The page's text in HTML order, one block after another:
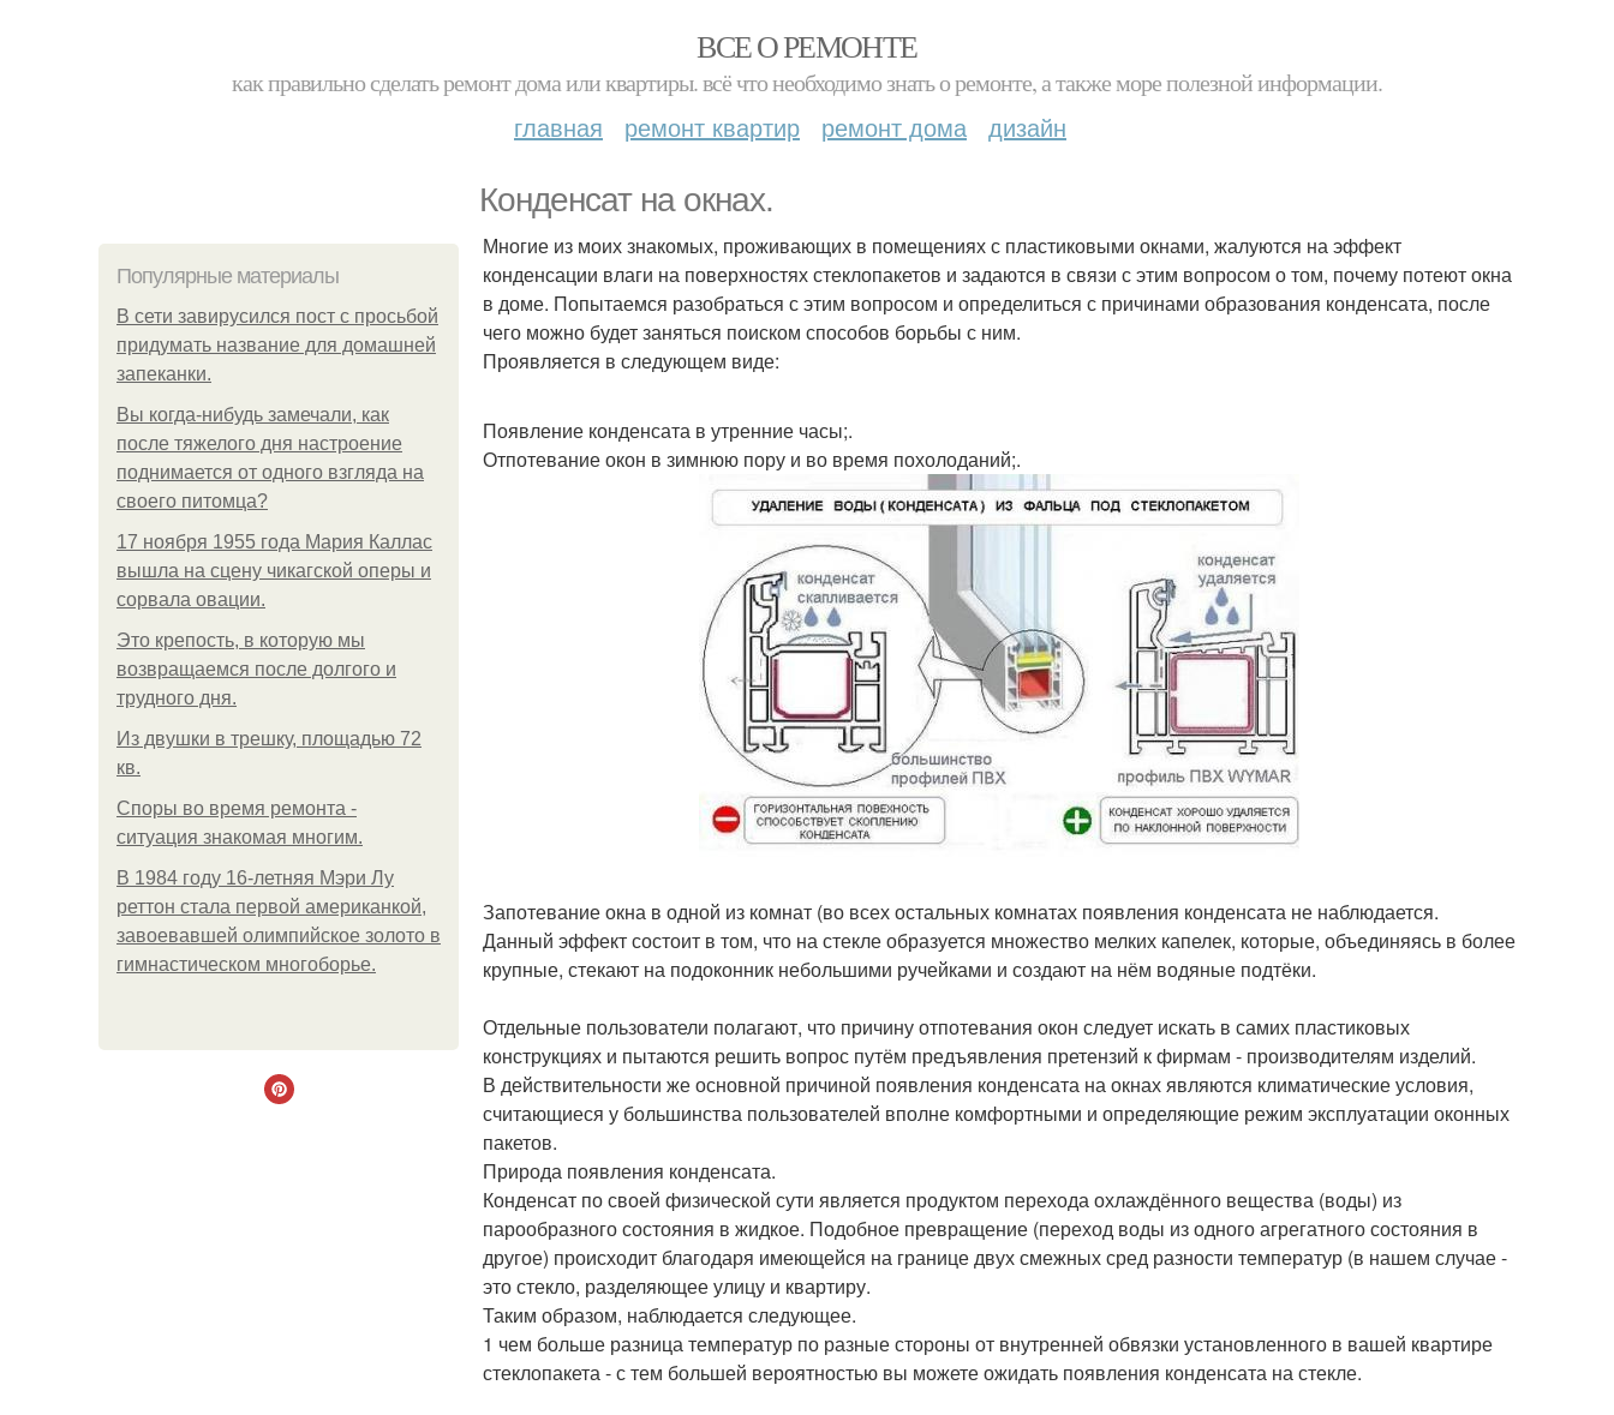
ВСЕ О РЕМОНТЕ
как правильно сделать ремонт дома или квартиры. всё что необходимо знать о ремонте, а также море полезной информации.
главная ремонт квартир ремонт дома дизайн
Конденсат на окнах.
Популярные материалы
В сети завирусился пост с просьбой
придумать название для домашней
запеканки.
Вы когда-нибудь замечали, как
после тяжелого дня настроение
поднимается от одного взгляда на
своего питомца?
17 ноября 1955 года Мария Каллас
вышла на сцену чикагской оперы и
сорвала овации.
Это крепость, в которую мы
возвращаемся после долгого и
трудного дня.
Из двушки в трешку, площадью 72
кв.
Споры во время ремонта -
ситуация знакомая многим.
В 1984 году 16-летняя Мэри Лу
реттон стала первой американкой,
завоевавшей олимпийское золото в
гимнастическом многоборье.
Многие из моих знакомых, проживающих в помещениях с пластиковыми окнами, жалуются на эффект
конденсации влаги на поверхностях стеклопакетов и задаются в связи с этим вопросом о том, почему потеют окна
в доме. Попытаемся разобраться с этим вопросом и определиться с причинами образования конденсата, после
чего можно будет заняться поиском способов борьбы с ним.
Проявляется в следующем виде:
Появление конденсата в утренние часы;.
Отпотевание окон в зимнюю пору и во время похолоданий;.
Запотевание окна в одной из комнат (во всех остальных комнатах появления конденсата не наблюдается.
Данный эффект состоит в том, что на стекле образуется множество мелких капелек, которые, объединяясь в более
крупные, стекают на подоконник небольшими ручейками и создают на нём водяные подтёки.
Отдельные пользователи полагают, что причину отпотевания окон следует искать в самих пластиковых
конструкциях и пытаются решить вопрос путём предъявления претензий к фирмам - производителям изделий.
В действительности же основной причиной появления конденсата на окнах являются климатические условия,
считающиеся у большинства пользователей вполне комфортными и определяющие режим эксплуатации оконных
пакетов.
Природа появления конденсата.
Конденсат по своей физической сути является продуктом перехода охлаждённого вещества (воды) из
парообразного состояния в жидкое. Подобное превращение (переход воды из одного агрегатного состояния в
другое) происходит благодаря имеющейся на границе двух смежных сред разности температур (в нашем случае -
это стекло, разделяющее улицу и квартиру.
Таким образом, наблюдается следующее.
1 чем больше разница температур по разные стороны от внутренней обвязки установленного в вашей квартире
стеклопакета - с тем большей вероятностью вы можете ожидать появления конденсата на стекле.